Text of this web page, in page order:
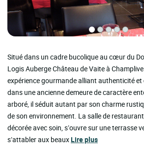
Situé dans un cadre bucolique au cœur du
Logis Auberge Château de Vaite à
expérience gourmande alliant authenticité
dans une ancienne demeure de caractère
arboré, il séduit autant par son charme
de son environnement. La salle de
décorée avec soin, s’ouvre sur une terrasse
s’attabler aux beauxLire plus